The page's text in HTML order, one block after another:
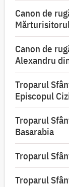
Canon de
Canon de
Alexandru
Troparul
Episcopul
Troparul
Basarabia
Troparul
Troparul